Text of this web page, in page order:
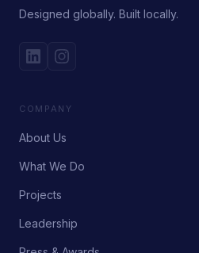
Designed globally. Built locally.
COMPANY
About Us
What We Do
Projects
Leadership